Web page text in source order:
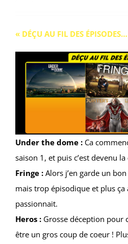
« DÉÇU AU FIL DES
Under the dome :Ca
saison 1, et puis c’est devenu
Fringe :Alors j’en garde un
mais trop épisodique et plus ça
passionnait.
Heros :Grosse déception pour
être un gros coup de coeur !